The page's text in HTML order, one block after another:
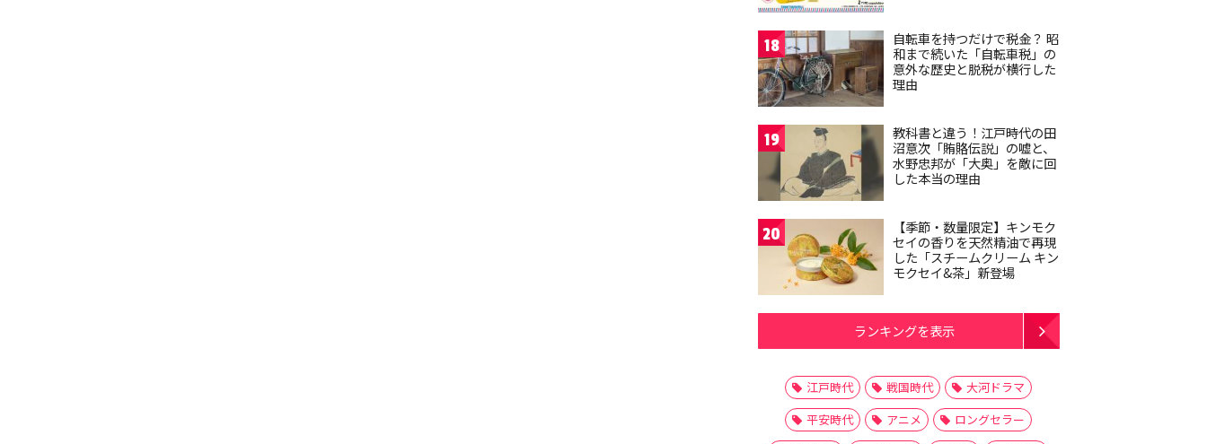
18
自転車を持つだけで税金？ 昭
和まで続いた「自転車税」の
意外な歴史と脱税が横行した
理由
19
教科書と違う！江戸時代の田
沼意次「賄賂伝説」の嘘と、
水野忠邦が「大奥」を敵に回
した本当の理由
20
【季節・数量限定】キンモク
セイの香りを天然精油で再現
した「スチームクリーム キン
モクセイ&茶」新登場
ランキングを表示
江戸時代 戦国時代
大河ドラマ
平安時代
アニメ
ロングセラー